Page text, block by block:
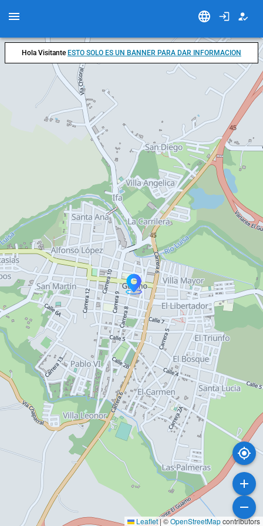
Leaflet|©OpenStreetMapcontributors
Hola Visitante ESTO SOLO ES UN BANNER PARA DAR INFORMACION